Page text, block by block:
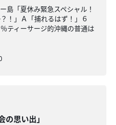
島「夏休み緊急スペシャル！
！」Ａ「捕れるはず！」６
ティーサージ的沖縄の普通は
の思い出」